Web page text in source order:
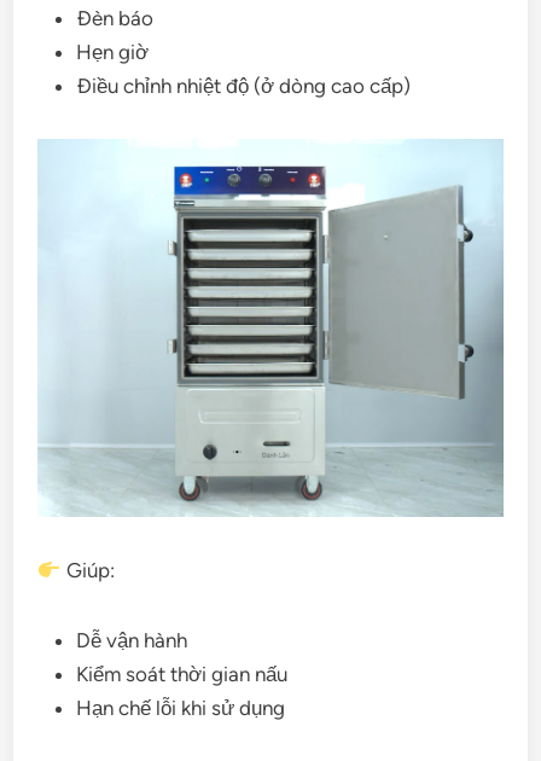
Đèn báo
Hẹn giờ
Điều chỉnh nhiệt độ (ở dòng cao cấp)
Giúp:
Dễ vận hành
Kiểm soát thời gian nấu
Hạn chế lỗi khi sử dụng